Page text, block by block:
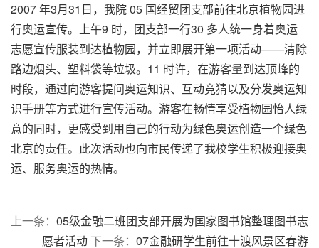
2007 年3月31日，我院 05 国经贸团支部前往北京植物园进
行奥运宣传。上午9 时，团支部一行30 多人统一身着奥运
志愿宣传服装到达植物园，并立即展开第一项活动——清除
路边烟头、塑料袋等垃圾。11 时许，在游客量到达顶峰的
时段，通过向游客提问奥运知识、互动竞猜以及分发奥运知
识手册等方式进行宣传活动。游客在畅情享受植物园怡人绿
意的同时，更感受到用自己的行动为绿色奥运创造一个绿色
北京的责任。此次活动也向市民传递了我校学生积极迎接奥
运、服务奥运的热情。
上一条： 05级金融二班团支部开展为国家图书馆整理图书志
愿者活动 下一条： 07金融研学生前往十渡风景区春游